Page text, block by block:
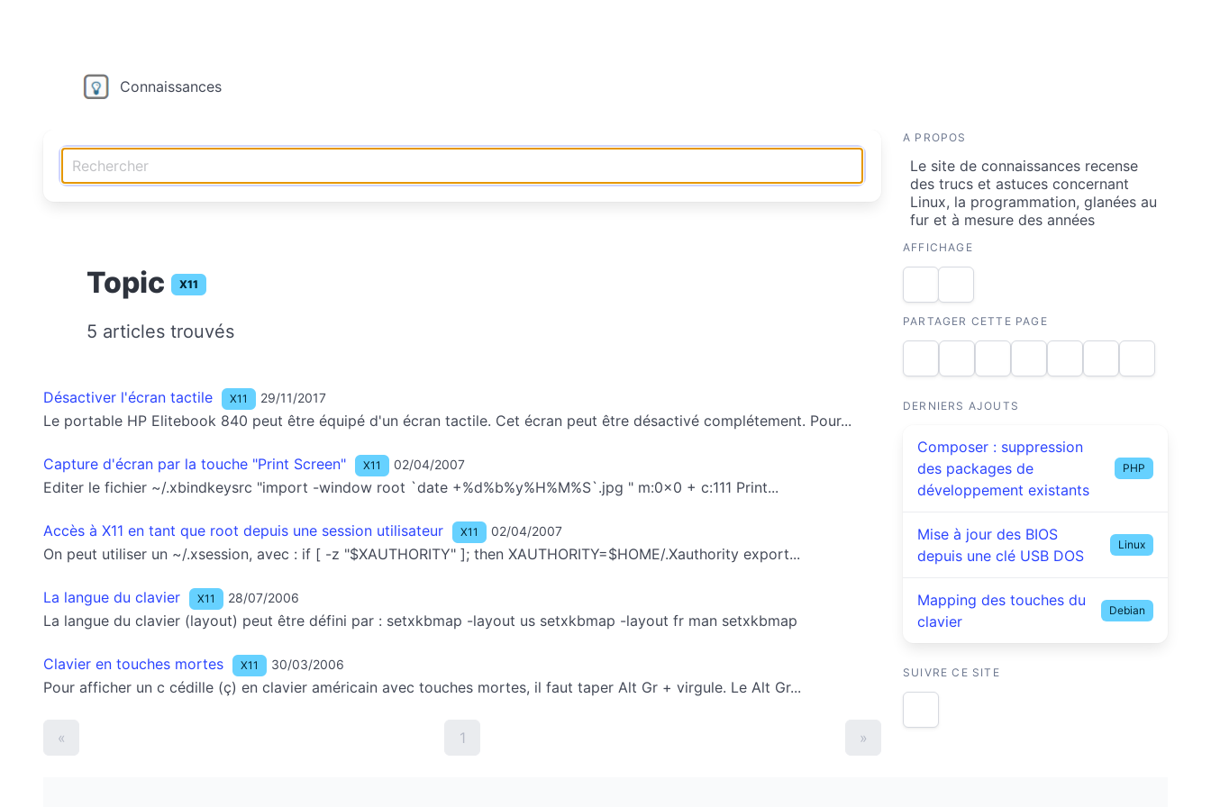
Connaissances
Topic X11
5 articles trouvés
Désactiver l'écran tactile X11 29/11/2017
Le portable HP Elitebook 840 peut être équipé d'un écran tactile. Cet écran peut être désactivé complétement. Pour...
Capture d'écran par la touche "Print Screen" X11 02/04/2007
Editer le fichier ~/.xbindkeysrc "import -window root `date +%d%b%y%H%M%S`.jpg " m:0x0 + c:111 Print...
Accès à X11 en tant que root depuis une session utilisateur X11 02/04/2007
On peut utiliser un ~/.xsession, avec : if [ -z "$XAUTHORITY" ]; then XAUTHORITY=$HOME/.Xauthority export...
La langue du clavier X11 28/07/2006
La langue du clavier (layout) peut être défini par : setxkbmap -layout us setxkbmap -layout fr man setxkbmap
Clavier en touches mortes X11 30/03/2006
Pour afficher un c cédille (ç) en clavier américain avec touches mortes, il faut taper Alt Gr + virgule. Le Alt Gr...
« »
1
A PROPOS
Le site de connaissances recense
des trucs et astuces concernant
Linux, la programmation, glanées au
fur et à mesure des années
AFFICHAGE
PARTAGER CETTE PAGE
DERNIERS AJOUTS
Composer : suppression
des packages de
développement existants
PHP
Mise à jour des BIOS
depuis une clé USB DOS
Linux
Mapping des touches du
clavier
Debian
SUIVRE CE SITE